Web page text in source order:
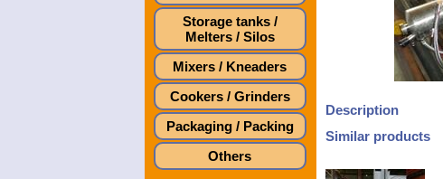
Storage tanks /
Melters / Silos
Mixers / Kneaders
Cookers / Grinders
Packaging / Packing
Others
Description
Similar products